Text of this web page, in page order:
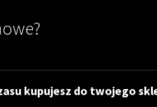
kupujesz do twojego